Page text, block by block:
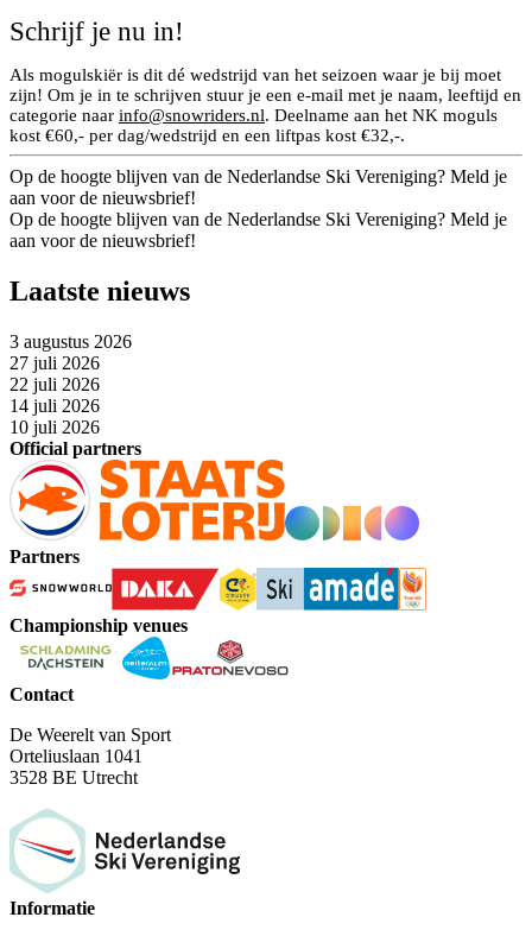
Schrijf je nu in!
Als mogulskiër is dit dé wedstrijd van het seizoen waar je bij moet
zijn! Om je in te schrijven stuur je een e‑mail met je naam, leeftijd en
categorie naar info@snowriders.nl. Deelname aan het NK moguls
kost €60,- per dag/wedstrijd en een liftpas kost €32,-.
Op de hoogte blijven van de Nederlandse Ski Vereniging? Meld je
aan voor de nieuwsbrief!
Op de hoogte blijven van de Nederlandse Ski Vereniging? Meld je
aan voor de nieuwsbrief!
Laatste nieuws
3 augustus 2026
27 juli 2026
22 juli 2026
14 juli 2026
10 juli 2026
Official partners
Partners
Championship venues
Contact
De Weerelt van Sport
Orteliuslaan 1041
3528 BE Utrecht
Informatie